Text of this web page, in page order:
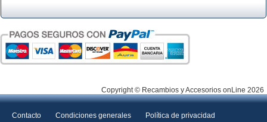
Copyright © Recambios y Accesorios onLine 2026
Contacto Condiciones generales Política de privacidad